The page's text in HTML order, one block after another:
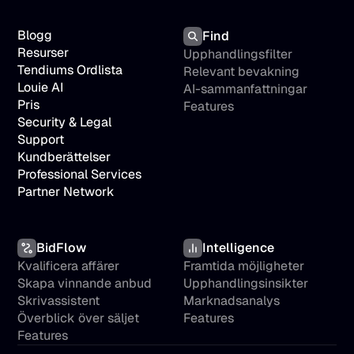
Blogg
Resurser
Tendiums Ordlista
Louie AI
Pris
Security & Legal
Support
Kundberättelser
Professional Services
Partner Network
Find
Upphandlingsfilter
Relevant bevakning
AI-sammanfattningar
Features
BidFlow
Kvalificera affärer
Skapa vinnande anbud
Skrivassistent
Överblick över säljet
Features
Intelligence
Framtida möjligheter
Upphandlingsinsikter
Marknadsanalys
Features